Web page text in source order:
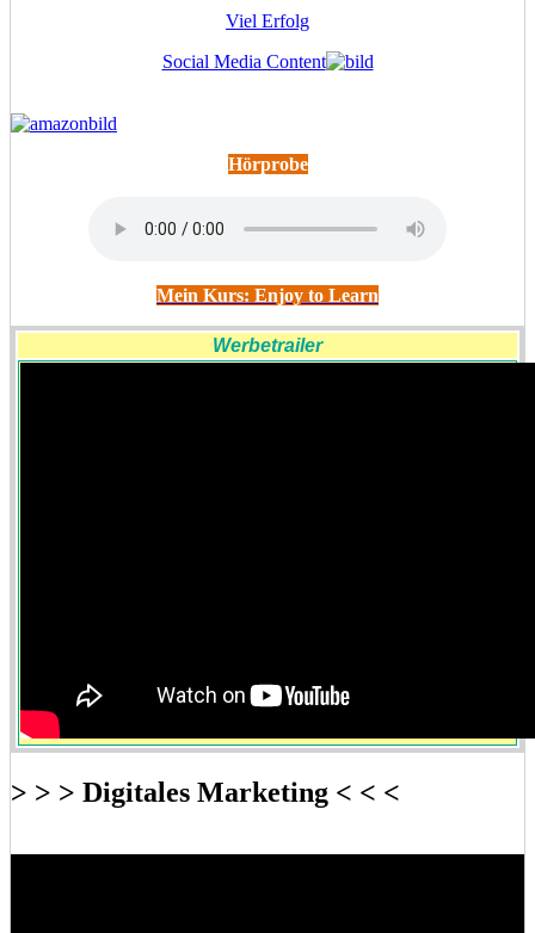
Viel Erfolg
Social Media Content
Hörprobe
Mein Kurs: Enjoy to Learn
Werbetrailer
> > > Digitales Marketing < < <